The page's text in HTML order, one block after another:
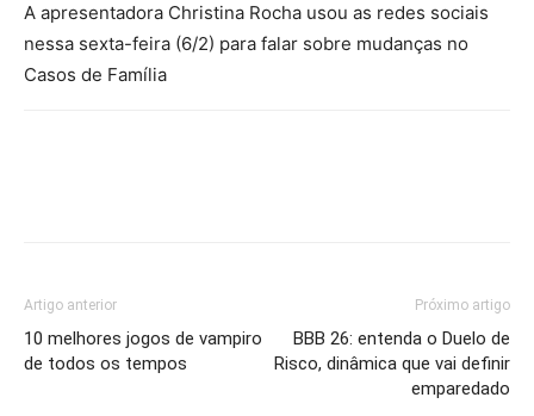
A apresentadora Christina Rocha usou as redes sociais
nessa sexta-feira (6/2) para falar sobre mudanças no
Casos de Família
Artigo anterior
10 melhores jogos de vampiro
de todos os tempos
Próximo artigo
BBB 26: entenda o Duelo de
Risco, dinâmica que vai definir
emparedado